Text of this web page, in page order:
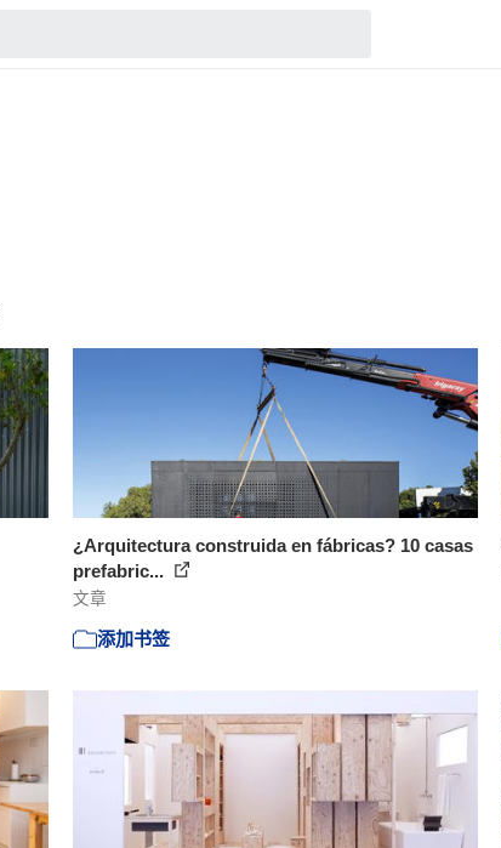
¿Arquitectura construida en fábricas? 10 casas
prefabric...
文章
添加书签